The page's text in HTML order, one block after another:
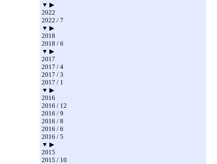
▼ ▶
2022
2022 / 7
▼ ▶
2018
2018 / 6
▼ ▶
2017
2017 / 4
2017 / 3
2017 / 1
▼ ▶
2016
2016 / 12
2016 / 9
2016 / 8
2016 / 6
2016 / 5
▼ ▶
2015
2015 / 10